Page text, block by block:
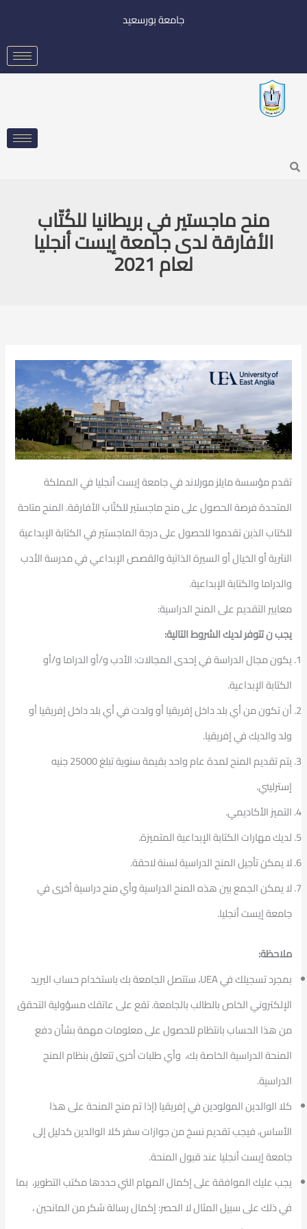
جامعة بورسعيد
Search
منح ماجستير في بريطانيا للكُتّاب
الأفارقة لدى جامعة إيست أنجليا
لعام 2021
تقدم مؤسسة مايلز مورلاند في جامعة إيست أنجليا في المملكة
المتحدة فرصة الحصول على منح ماجستير للكتّاب الأفارقة. المنح متاحة
للكتاب الذين تقدموا للحصول على درجة الماجستير في الكتابة الإبداعية
النثرية أو الخيال أو السيرة الذاتية والقصص الإبداعي في مدرسة الأدب
والدراما والكتابة الإبداعية.
معايير التقديم على المنح الدراسية:
يجب ن تتوفر لديك الشروط التالية:
يكون مجال الدراسة في إحدى المجالات: الأدب و/أو الدراما و/أو
الكتابة الإبداعية.
أن تكون من أي بلد داخل إفريقيا أو ولدت في أي بلد داخل إفريقيا أو
ولد والديك في إفريقيا.
يتم تقديم المنح لمدة عام واحد بقيمة سنوية تبلغ 25000 جنيه
إسترليني.
التميز الأكاديمي.
لديك مهارات الكتابة الإبداعية المتميزة.
لا يمكن تأجيل المنح الدراسية لسنة لاحقة.
لا يمكن الجمع بين هذه المنح الدراسية وأي منح دراسية أخرى في
جامعة إيست أنجليا.
ملاحظة:
بمجرد تسجيلك في UEA، ستتصل الجامعة بك باستخدام حساب البريد
الإلكتروني الخاص بالطالب بالجامعة. تقع على عاتقك مسؤولية التحقق
من هذا الحساب بانتظام للحصول على معلومات مهمة بشأن دفع
المنحة الدراسية الخاصة بك، وأي طلبات أخرى تتعلق بنظام المنح
الدراسية.
كلا الوالدين المولودين في إفريقيا (إذا تم منح المنحة على هذا
الأساس، فيجب تقديم نسخ من جوازات سفر كلا الوالدين كدليل إلى
جامعة إيست أنجليا عند قبول المنحة.
يجب عليك الموافقة على إكمال المهام التي حددها مكتب التطوير، بما
في ذلك على سبيل المثال لا الحصر: إكمال رسالة شكر من المانحين ،